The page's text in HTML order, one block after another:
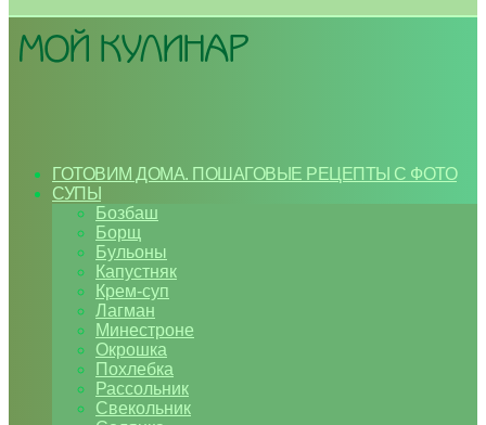
ГОТОВИМ ДОМА. ПОШАГОВЫЕ РЕЦЕПТЫ С ФОТО
СУПЫ
Бозбаш
Борщ
Бульоны
Капустняк
Крем-суп
Лагман
Минестроне
Окрошка
Похлебка
Рассольник
Свекольник